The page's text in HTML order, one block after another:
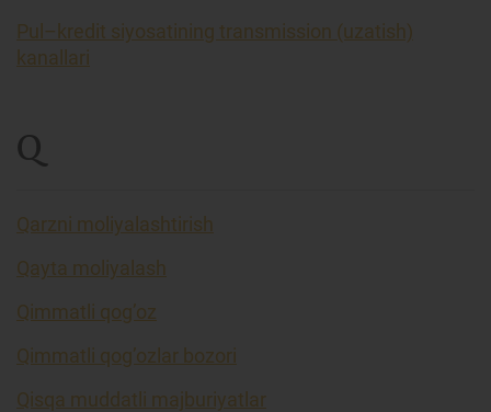
Pul–kredit siyosatining transmission (uzatish)
kanallari
Q
Qarzni moliyalashtirish
Qayta moliyalash
Qimmatli qog’oz
Qimmatli qog’ozlar bozori
Qisqa muddatli majburiyatlar